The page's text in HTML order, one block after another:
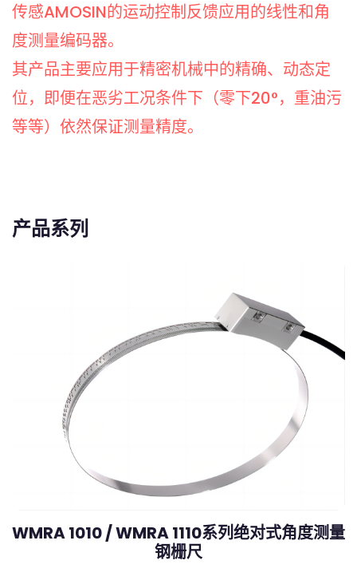
传感AMOSIN的运动控制反馈应用的线性和角
度测量编码器。
其产品主要应用于精密机械中的精确、动态定
位，即便在恶劣工况条件下（零下20°，重油污
等等）依然保证测量精度。
产品系列
WMRA 1010 / WMRA 1110系列绝对式角度测量
钢栅尺